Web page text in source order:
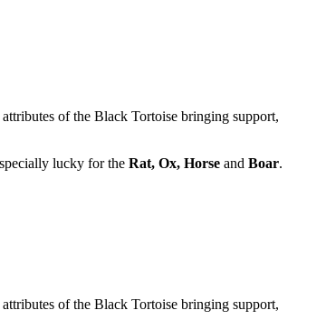
of the Black Tortoise bringing support,
lucky for the Rat, Ox, Horse and Boar.
of the Black Tortoise bringing support,